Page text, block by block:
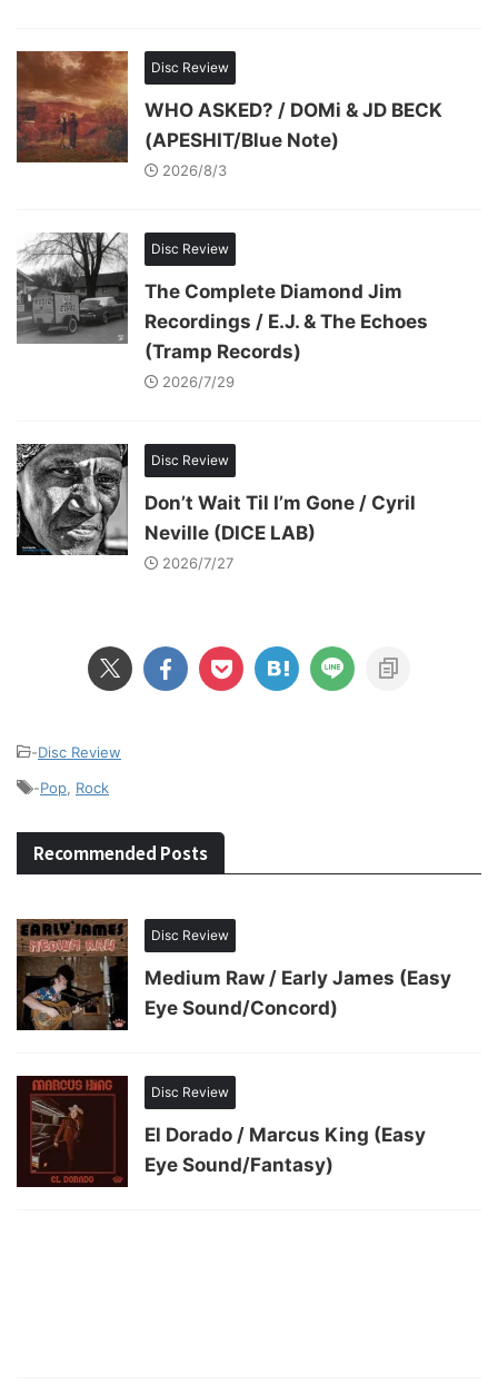
Disc Review
WHO ASKED? / DOMi & JD BECK
(APESHIT/Blue Note)
2026/8/3
Disc Review
The Complete Diamond Jim
Recordings / E.J. & The Echoes
(Tramp Records)
2026/7/29
Disc Review
Don’t Wait Til I’m Gone / Cyril
Neville (DICE LAB)
2026/7/27
-Disc Review
-Pop Rock
Recommended Posts
Disc Review
Medium Raw / Early James (Easy
Eye Sound/Concord)
Disc Review
El Dorado / Marcus King (Easy
Eye Sound/Fantasy)